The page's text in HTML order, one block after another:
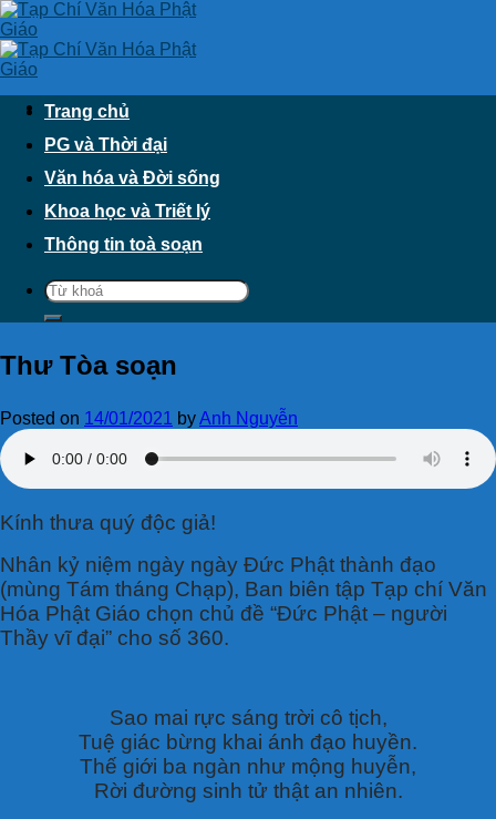
Skip
to
content
Trang chủ
PG và Thời đại
Văn hóa và Đời sống
Khoa học và Triết lý
Thông tin toà soạn
Thư Tòa soạn
Posted on 14/01/2021 byAnh Nguyễn
Kính thưa quý độc giả!
Nhân kỷ niệm ngày ngày Đức Phật thành đạo
(mùng Tám tháng Chạp), Ban biên tập Tạp chí Văn
Hóa Phật Giáo chọn chủ đề “Đức Phật – người
Thầy vĩ đại” cho số 360.
Sao mai rực sáng trời cô tịch,
Tuệ giác bừng khai ánh đạo huyền.
Thế giới ba ngàn như mộng huyễn,
Rời đường sinh tử thật an nhiên.